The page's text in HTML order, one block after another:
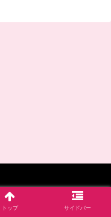
策講座_公式ブログ.
トップ サイドバー